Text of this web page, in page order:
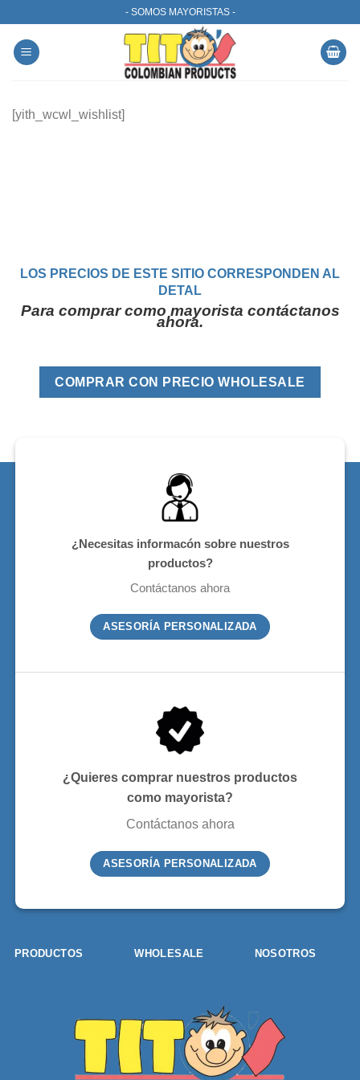
content
- SOMOS MAYORISTAS -
[yith_wcwl_wishlist]
LOS PRECIOS DE ESTE SITIO CORRESPONDEN AL
DETAL
Para comprar como mayorista contáctanos
ahora.
COMPRAR CON PRECIO WHOLESALE
¿Necesitas informacón sobre nuestros
productos?
Contáctanos ahora
ASESORÍA PERSONALIZADA
¿Quieres comprar nuestros productos
como mayorista?
Contáctanos ahora
ASESORÍA PERSONALIZADA
PRODUCTOS WHOLESALE NOSOTROS